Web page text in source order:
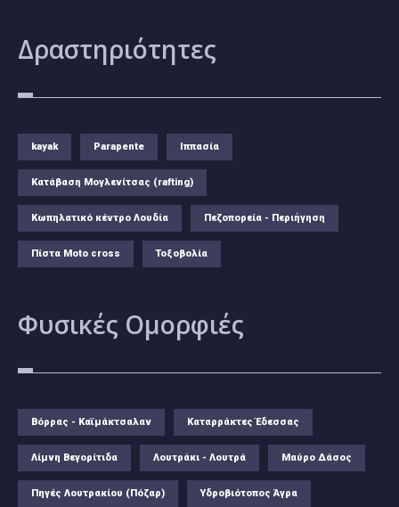
Δραστηριότητες
kayak Parapente Ιππασία
Κατάβαση Μογλενίτσας (rafting)
Κωπηλατικό κέντρο Λουδία Πεζοπορεία - Περιήγηση
Πίστα Moto cross Τοξοβολία
Φυσικές Ομορφιές
Βόρρας - Καϊμάκτσαλαν Καταρράκτες Έδεσσας
Λίμνη Βεγορίτιδα Λουτράκι - Λουτρά Μαύρο Δάσος
Πηγές Λουτρακίου (Πόζαρ) Υδροβιότοπος Άγρα